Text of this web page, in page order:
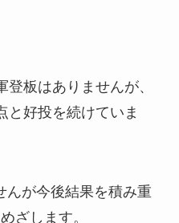
板はありませんが、
と好投を続けていま
んが今後結果を積み重
ざします。